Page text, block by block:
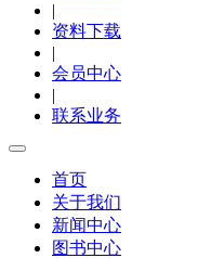
|
资料下载
|
会员中心
|
联系业务
首页
关于我们
新闻中心
图书中心